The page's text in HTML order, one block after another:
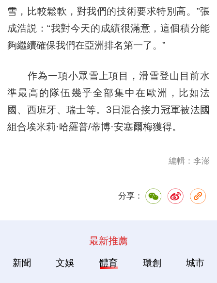
雪，比較鬆軟，對我們的技術要求特別高。”張
成浩説：“我對今天的成績很滿意，這個積分能
夠繼續確保我們在亞洲排名第一了。”
作為一項小眾雪上項目，滑雪登山目前水
準最高的隊伍幾乎全部集中在歐洲，比如法
國、西班牙、瑞士等。3日混合接力冠軍被法國
組合埃米莉·哈羅普/蒂博·安塞爾梅獲得。
編輯：李澎
分享：
最新推薦
新聞 文娛 體育 環創 城市